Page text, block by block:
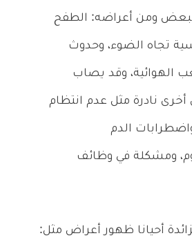
ومن أعراضه: الطفح
تجاه الضوء، وحدوث
الهوائية، وقد يصاب
نادرة مثل عدم انتظام
الدم
ومشكلة في وظائف
أحيانا ظهور أعراض مثل: